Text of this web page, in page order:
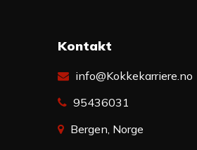
Kontakt
info@Kokkekarriere.no
95436031
Bergen, Norge